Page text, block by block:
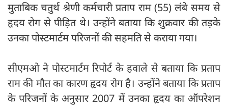
मुताबिक चतुर्थ श्रेणी कर्मचारी प्रताप राम (55) लंबे समय से
हृदय रोग से पीड़ित थे। उन्होंने बताया कि शुक्रवार की तड़के
उनका पोस्टमार्टम परिजनों की सहमति से कराया गया।
सीएमओ ने पोस्‍टमार्टम रिपोर्ट के हवाले से बताया कि प्रताप
राम की मौत का कारण हृदय रोग है। उन्होंने बताया कि प्रताप
के परिजनों के अनुसार 2007 में उनका हृदय का ऑपरेशन